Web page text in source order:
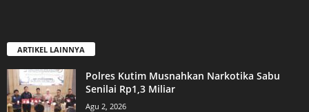
ARTIKEL LAINNYA
Polres Kutim Musnahkan Narkotika Sabu
Senilai Rp1,3 Miliar
Agu 2, 2026